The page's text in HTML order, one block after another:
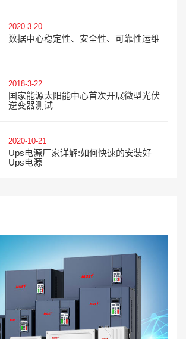
2020-3-20
数据中心稳定性、安全性、可靠性运维
2018-3-22
国家能源太阳能中心首次开展微型光伏
逆变器测试
2020-10-21
Ups电源厂家详解:如何快速的安装好
Ups电源